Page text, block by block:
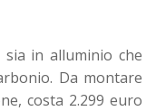
in alluminio che
Da montare
costa 2.299 euro